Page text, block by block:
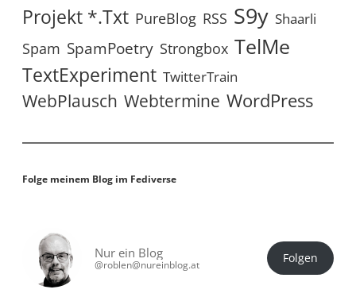
Projekt *.txt PureBlog RSS S9y Shaarli
Spam SpamPoetry Strongbox TelMe
TextExperiment TwitterTrain
WebPlausch Webtermine WordPress
Folge meinem Blog im Fediverse
Nur ein Blog
@roblen@nureinblog.at Folgen